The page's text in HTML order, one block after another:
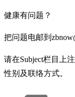
健康有问题？
把问题电邮到
请在Subject栏目上
性别及联络方式。